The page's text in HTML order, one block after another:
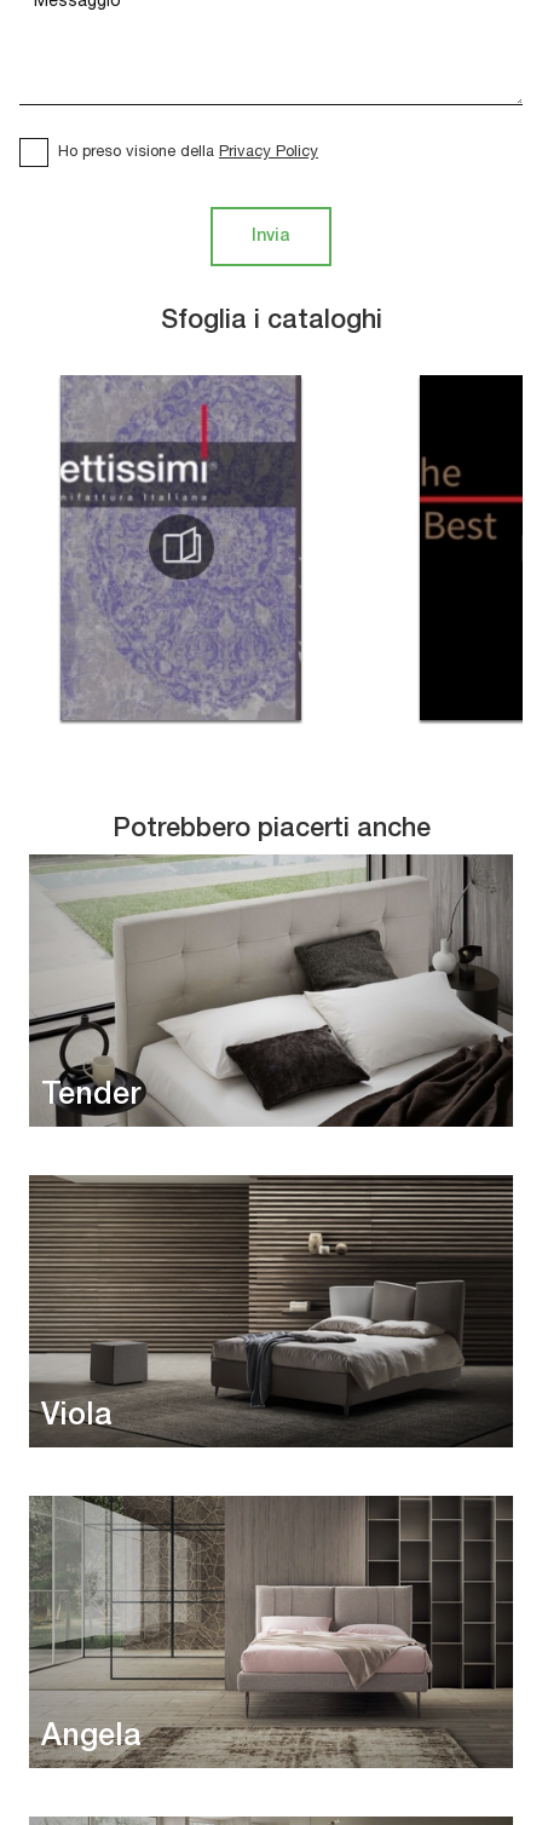
Sfoglia i cataloghi
Ho preso visione della Privacy Policy
Invia
Potrebbero piacerti anche
Tender
Viola
Angela